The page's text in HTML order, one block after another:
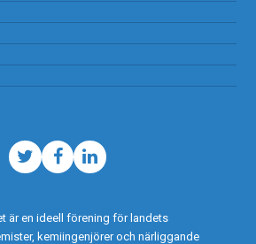
TwitterFacebook
LinkedIn
är en ideell förening för landets
kemiingenjörer och närliggande